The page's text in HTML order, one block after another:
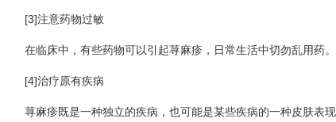
[3]注意药物过敏
在临床中，有些药物可以引起荨麻疹，日常生活中切勿乱用药。
[4]治疗原有疾病
荨麻疹既是一种独立的疾病，也可能是某些疾病的一种皮肤表